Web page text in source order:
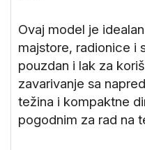
Ovaj model je
majstore, radionice i
pouzdan i lak za
zavarivanje sa
težina i kompaktne
pogodnim za rad na